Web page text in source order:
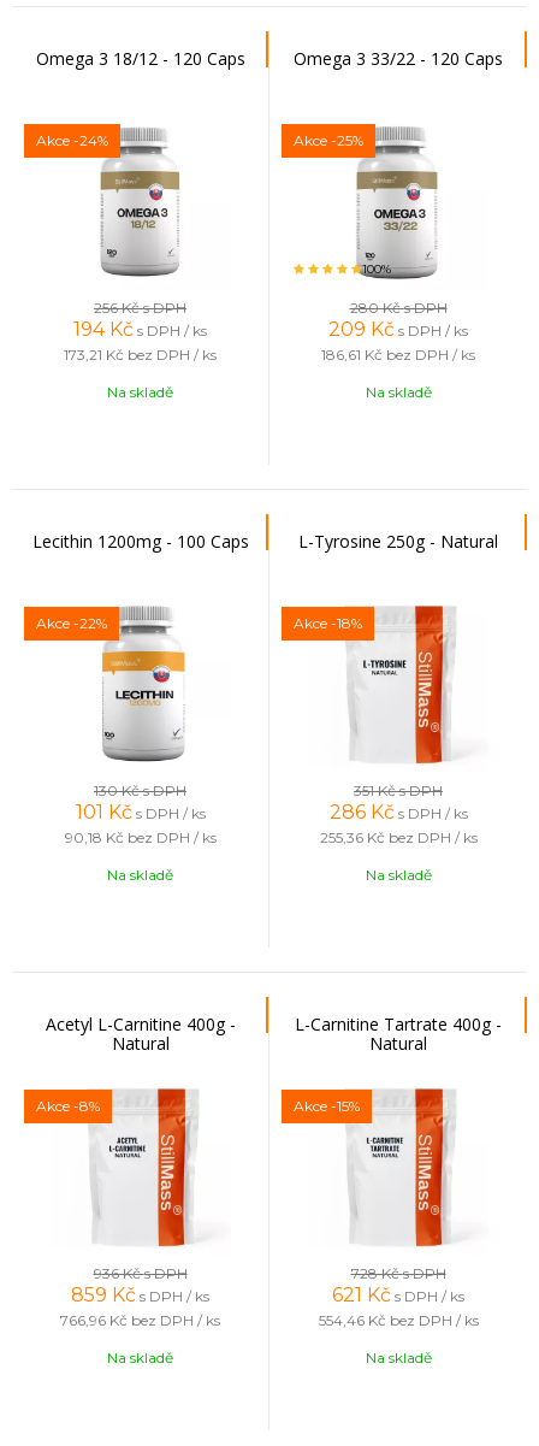
Omega 3 18/12 - 120 Caps
Akce -24%
256 Kčs DPH
194 Kč s DPH / ks
173,21 Kč bez DPH / ks
Na skladě
Omega 3 33/22 - 120 Caps
Akce -25%
100%
280 Kčs DPH
209 Kč s DPH / ks
186,61 Kč bez DPH / ks
Na skladě
Lecithin 1200mg - 100 Caps
Akce -22%
130 Kčs DPH
101 Kč s DPH / ks
90,18 Kč bez DPH / ks
Na skladě
L-Tyrosine 250g - Natural
Akce -18%
351 Kčs DPH
286 Kč s DPH / ks
255,36 Kč bez DPH / ks
Na skladě
Acetyl L-Carnitine 400g -
Natural
Akce -8%
936 Kčs DPH
859 Kč s DPH / ks
766,96 Kč bez DPH / ks
Na skladě
L-Carnitine Tartrate 400g -
Natural
Akce -15%
728 Kčs DPH
621 Kč s DPH / ks
554,46 Kč bez DPH / ks
Na skladě